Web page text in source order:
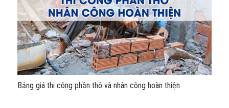
Bảng giá thi công phần thô và nhân công hoàn thiện